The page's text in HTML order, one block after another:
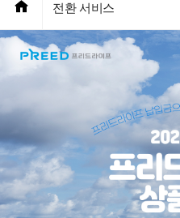
전환 서비스